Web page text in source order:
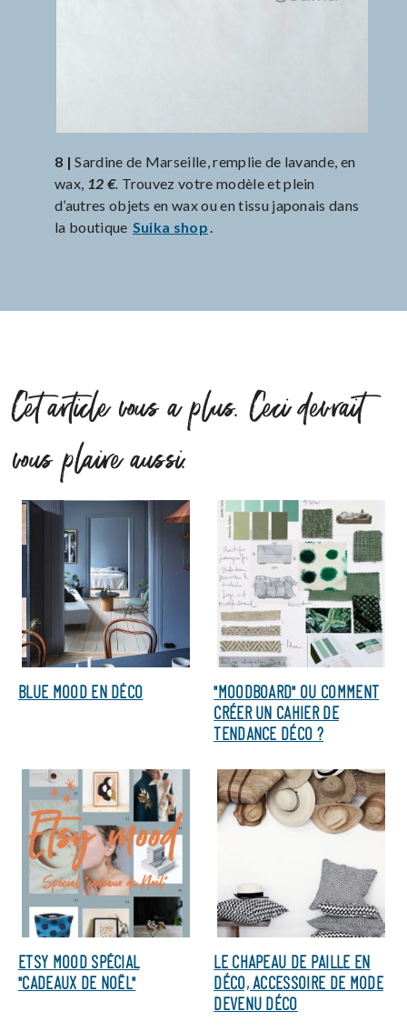
8 |Sardine de Marseille, remplie de lavande, en
wax, 12 €. Trouvez votre modèle et plein
d’autres objets en wax ou en tissu japonais dans
la boutique Suika shop
Cet article vous a plus. Ceci devrait
vous plaire aussi.
BLUE MOOD EN DÉCO
"MOODBOARD" OU COMMENT
CRÉER UN CAHIER DE
TENDANCE DÉCO ?
ETSY MOOD SPÉCIAL
"CADEAUX DE NOËL"
LE CHAPEAU DE PAILLE EN
DÉCO, ACCESSOIRE DE MODE
DEVENU DÉCO